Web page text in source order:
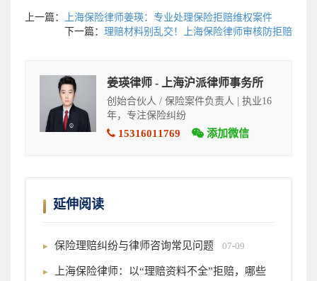
上一篇：
上海保险律师姜瑛：专业处理保险拒赔维权案件
下一篇： 理赔材料别乱交！上海保险律师审核防拒赔
姜瑛律师 - 上海沪派律师事务所
创始合伙人 / 保险案件负责人 | 执业16
年，专注保险纠纷
15316011769 添加微信
延伸阅读
保险理赔纠纷与律师咨询常见问题 07-09
上海保险律师：以“理赔资料不全”拒赔，哪些